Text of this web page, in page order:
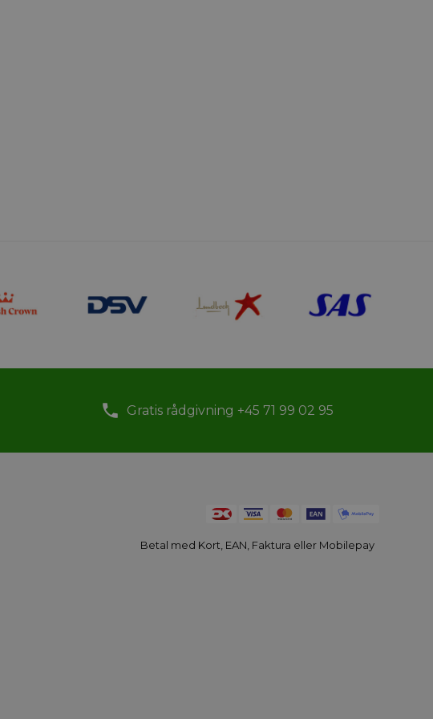
Gratis rådgivning +45 71 99 02 95
Betal med Kort, EAN, Faktura eller Mobilepay